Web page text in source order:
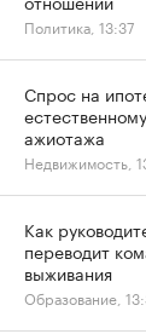
Политика, 13:37
Спрос на
ажиотажа
Недвижимость,
Как
переводит
выживания
Образование,